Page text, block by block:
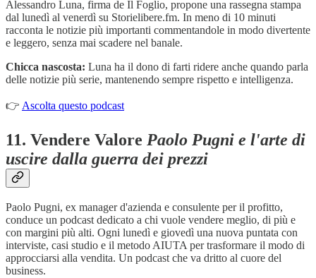
Alessandro Luna, firma de Il Foglio, propone una rassegna stampa
dal lunedì al venerdì su Storielibere.fm. In meno di 10 minuti
racconta le notizie più importanti commentandole in modo divertente
e leggero, senza mai scadere nel banale.
Chicca nascosta: Luna ha il dono di farti ridere anche quando parla
delle notizie più serie, mantenendo sempre rispetto e intelligenza.
👉 Ascolta questo podcast
11. Vendere Valore Paolo Pugni e l'arte di
uscire dalla guerra dei prezzi
Paolo Pugni, ex manager d'azienda e consulente per il profitto,
conduce un podcast dedicato a chi vuole vendere meglio, di più e
con margini più alti. Ogni lunedì e giovedì una nuova puntata con
interviste, casi studio e il metodo AIUTA per trasformare il modo di
approcciarsi alla vendita. Un podcast che va dritto al cuore del
business.